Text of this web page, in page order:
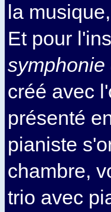
la
Et pour
créé avec
présenté
pianiste
chambre,
trio avec